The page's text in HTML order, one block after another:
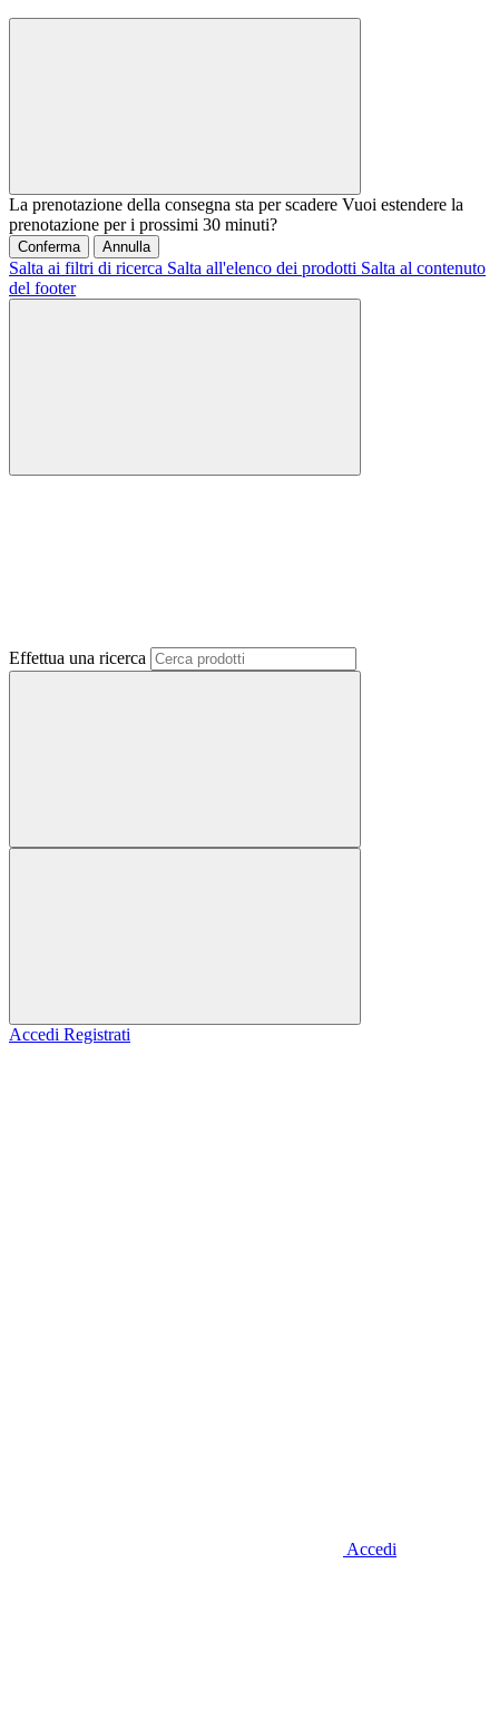
La prenotazione della consegna sta per scadere Vuoi estendere la
prenotazione per i prossimi 30 minuti?
Conferma Annulla
Salta ai filtri di ricerca Salta all'elenco dei prodotti Salta al contenuto
del footer
Effettua una ricerca
Accedi Registrati
Accedi